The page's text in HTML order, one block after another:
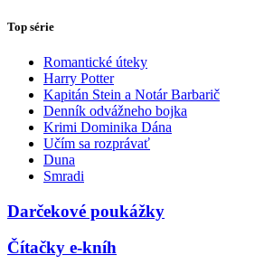
Top série
Romantické úteky
Harry Potter
Kapitán Stein a Notár Barbarič
Denník odvážneho bojka
Krimi Dominika Dána
Učím sa rozprávať
Duna
Smradi
Darčekové poukážky
Čítačky e-kníh